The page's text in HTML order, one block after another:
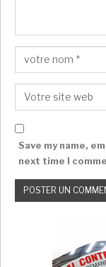
Save my name,
next time I